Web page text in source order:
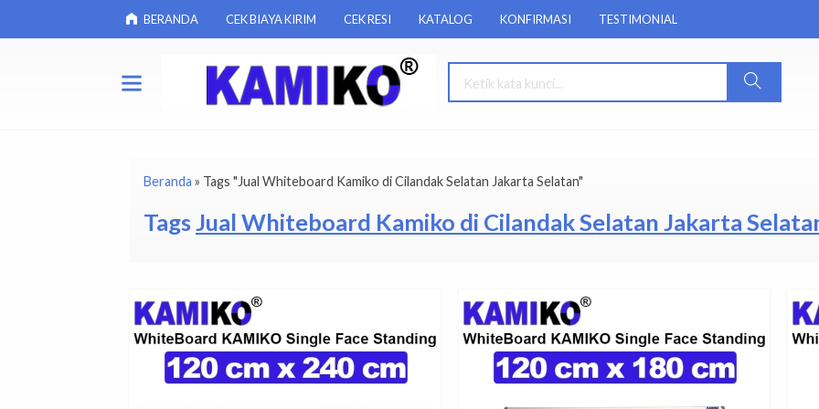
BERANDA CEK BIAYA KIRIM CEK RESI KATALOG KONFIRMASI TESTIMONIAL
Beranda » Tags "Jual Whiteboard Kamiko di Cilandak Selatan Jakarta Selatan"
TagsJual Whiteboard Kamiko di Cilandak Selatan Jakarta